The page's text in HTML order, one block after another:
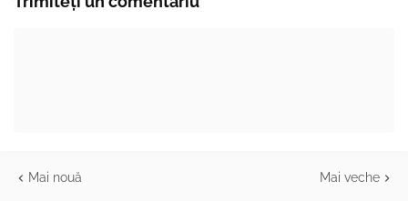
Mai nouă Mai veche